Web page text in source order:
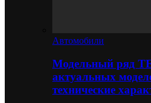
Автомобили
Модельный ряд
актуальных
технические